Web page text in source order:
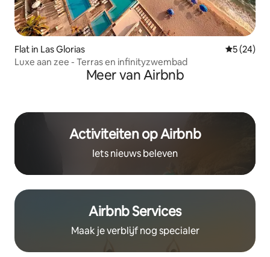
Flat in Las Glorias
5 (24)
Luxe aan zee - Terras en infinityzwembad
Meer van Airbnb
Activiteiten op Airbnb
Iets nieuws beleven
Airbnb Services
Maak je verblijf nog specialer